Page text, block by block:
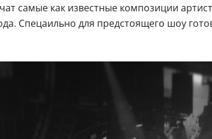
самые как известные композиции
Спецаильно для предстоящего шоу